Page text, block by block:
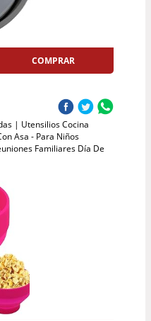
COMPRAR
| Utensilios Cocina
Asa - Para Niños
Familiares Día De